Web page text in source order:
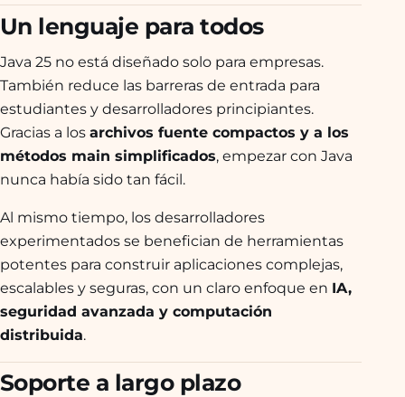
Un lenguaje para todos
Java 25 no está diseñado solo para empresas.
También reduce las barreras de entrada para
estudiantes y desarrolladores principiantes.
Gracias a los archivos fuente compactos y a los
métodos main simplificados, empezar con Java
nunca había sido tan fácil.
Al mismo tiempo, los desarrolladores
experimentados se benefician de herramientas
potentes para construir aplicaciones complejas,
escalables y seguras, con un claro enfoque en IA,
seguridad avanzada y computación
distribuida.
Soporte a largo plazo